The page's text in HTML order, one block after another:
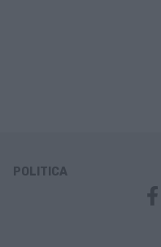
POLITICA